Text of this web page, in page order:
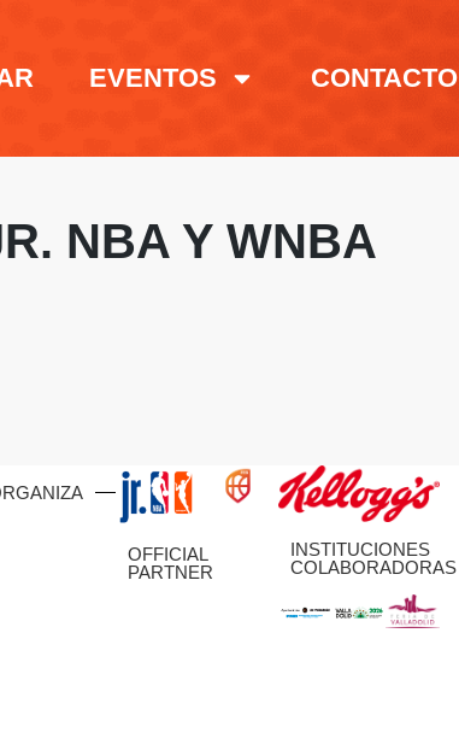
EVENTOS CONTACTO
NBA Y WNBA
OFFICIAL
PARTNER
INSTITUCIONES
COLABORADORAS